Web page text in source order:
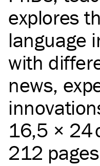
explores
language
with
news,
16,5 × 24
212 pages